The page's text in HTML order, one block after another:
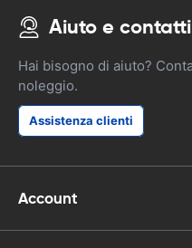
Aiuto e contatti
Hai bisogno di aiuto?
noleggio.
Assistenza clienti
Account